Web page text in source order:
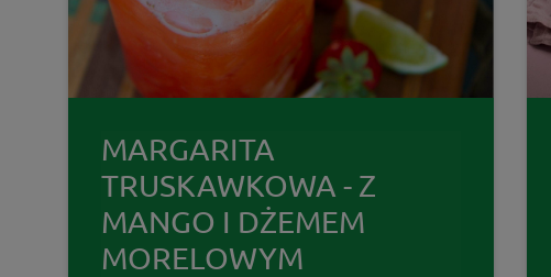
MARGARITA
TRUSKAWKOWA - Z
MANGO I DŻEMEM
MORELOWYM